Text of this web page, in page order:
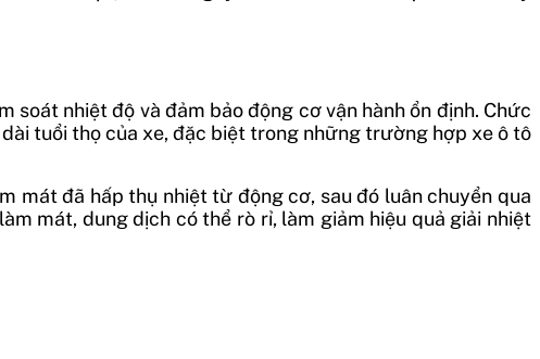
nhiệt độ và đảm bảo động cơ vận hành ổn định. Chức
tuổi thọ của xe, đặc biệt trong những trường hợp xe ô tô
mát đã hấp thụ nhiệt từ động cơ, sau đó luân chuyển qua
mát, dung dịch có thể rò rỉ, làm giảm hiệu quả giải nhiệt